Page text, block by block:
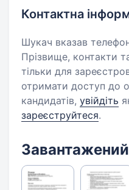
Контактна
Шукач вказав
Прізвище, контакти
тільки для
отримати доступ до
кандидатів, увійдіть
зареєструйтеся.